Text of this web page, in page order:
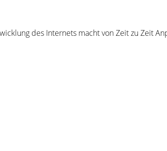
des Internets macht von Zeit zu Zeit